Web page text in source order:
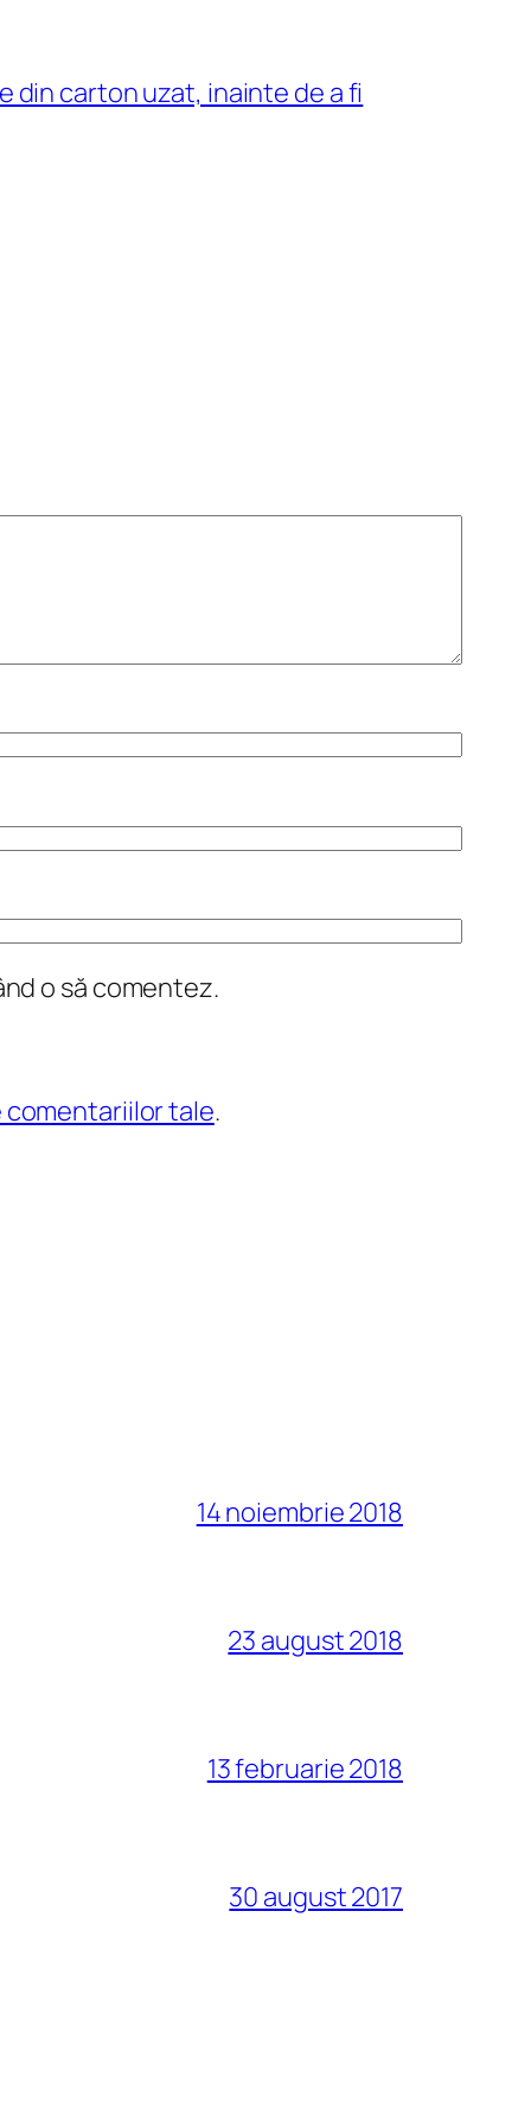
din carton uzat, inainte de a fi
o să comentez.
tale.
14 noiembrie 2018
23 august 2018
13 februarie 2018
30 august 2017